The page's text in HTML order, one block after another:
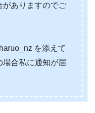
がありますのでご
を添えて
合私に通知が届